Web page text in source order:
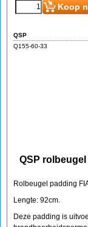
Koop
QSP
Q155-60-33
QSP
Rolbeugel padding
Lengte: 92cm.
Deze padding is